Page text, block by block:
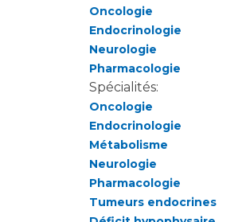
Oncologie
Endocrinologie
Neurologie
Pharmacologie
Spécialités:
Oncologie
Endocrinologie
Métabolisme
Neurologie
Pharmacologie
Tumeurs endocrines